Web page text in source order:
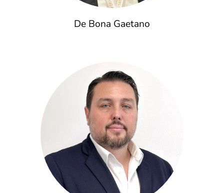
De Bona Gaetano